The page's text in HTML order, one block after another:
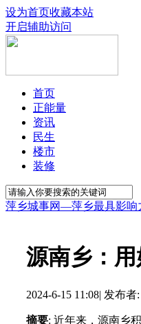
设为首页收藏本站
开启辅助访问
首页
正能量
资讯
民生
楼市
装修
萍乡城事网—萍乡最具影响
源南乡：
2024-6-15 11:08| 发布者:
摘要: 近年来，源南乡